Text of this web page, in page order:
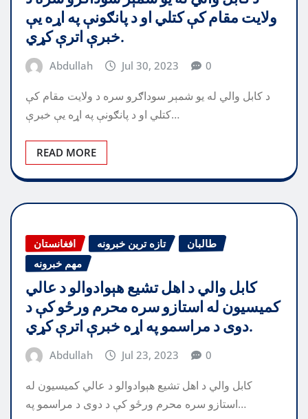
ولایت مقام کې کتلي او د پانګونې په اړه یې
خبرې اترې کړي.
Abdullah Jul 30, 2023 0
د کابل والي له یو شمېر سوداګرو سره د ولایت مقام کې
کتلي او د پانګونې په اړه یې خبرې…
READ MORE
افغانستان تازه ترین خبرونه
طالبان
مهم خبرونه
کابل والي د اهل تشیع هېوادوالو د عالي
کمیسیون له استازو سره محرم ورځو کې د
دوی د مراسمو په اړه خبرې اترې کړي.
Abdullah Jul 23, 2023 0
کابل والي د اهل تشیع هېوادوالو د عالي کمیسیون له
استازو سره محرم ورځو کې د دوی د مراسمو په…